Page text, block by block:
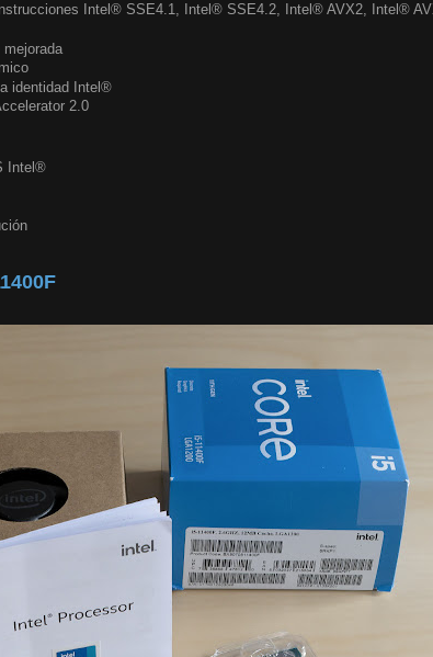
Intel® SSE4.1, Intel® SSE4.2, Intel® AVX2, Intel®
identidad Intel®
2.0
Intel®